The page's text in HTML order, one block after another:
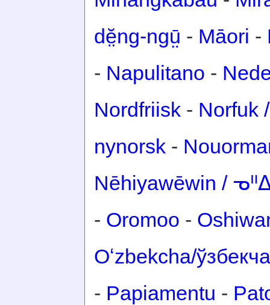
dĕ̤ng-ngṳ̄ - Māori -
- Napulitano -
Nordfriisk - Norfuk
nynorsk -
Nēhiyawēwin /
- Oromoo -
Oʻzbekcha/ўзбекча
- Papiamentu -